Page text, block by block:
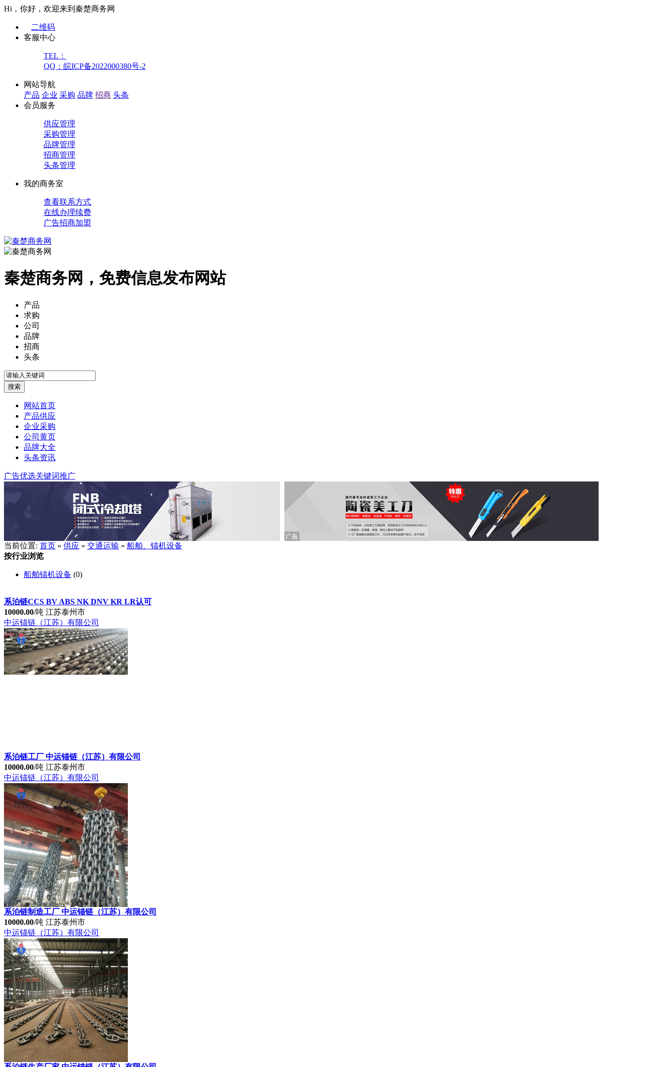
Hi，你好，欢迎来到秦楚商务网
二维码
客服中心
TEL：
QQ：皖ICP备2022000380号-2
网站导航
产品 企业 采购 品牌 招商 头条
会员服务
供应管理
采购管理
品牌管理
招商管理
头条管理
我的商务室
查看联系方式
在线办理续费
广告招商加盟
秦楚商务网，免费信息发布网站
产品
求购
公司
品牌
招商
头条
网站首页
产品供应
企业采购
公司黄页
品牌大全
头条资讯
广告优选关键词推广
当前位置: 首页 » 供应 » 交通运输 » 船舶、锚机设备
按行业浏览
船舶锚机设备 (0)
系泊链工厂 中运锚链（江苏）有限公司
10000.00/吨 江苏泰州市
中运锚链（江苏）有限公司
系泊链制造工厂 中运锚链（江苏）有限公司
10000.00
江苏泰州市
中运锚链（江苏）有限公司